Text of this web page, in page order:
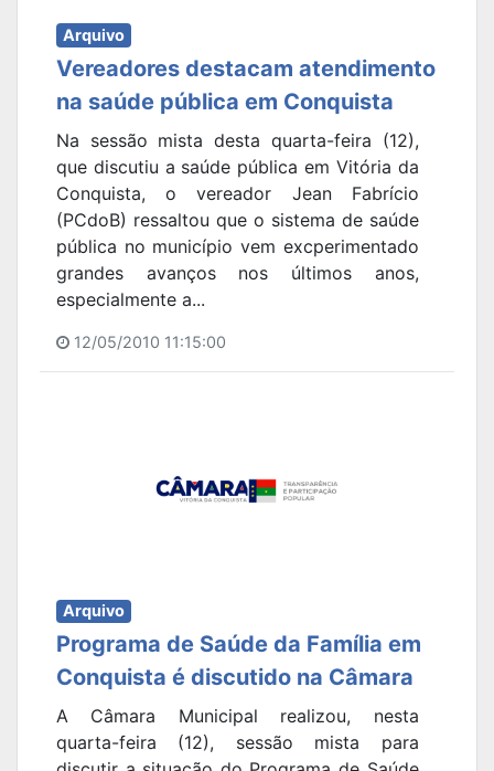
Arquivo
Vereadores destacam atendimento
na saúde pública em Conquista
Na sessão mista desta quarta-feira (12),
que discutiu a saúde pública em Vitória da
Conquista, o vereador Jean Fabrício
(PCdoB) ressaltou que o sistema de saúde
pública no município vem excperimentado
grandes avanços nos últimos anos,
especialmente a...
12/05/2010 11:15:00
Arquivo
Programa de Saúde da Família em
Conquista é discutido na Câmara
A Câmara Municipal realizou, nesta
quarta-feira (12), sessão mista para